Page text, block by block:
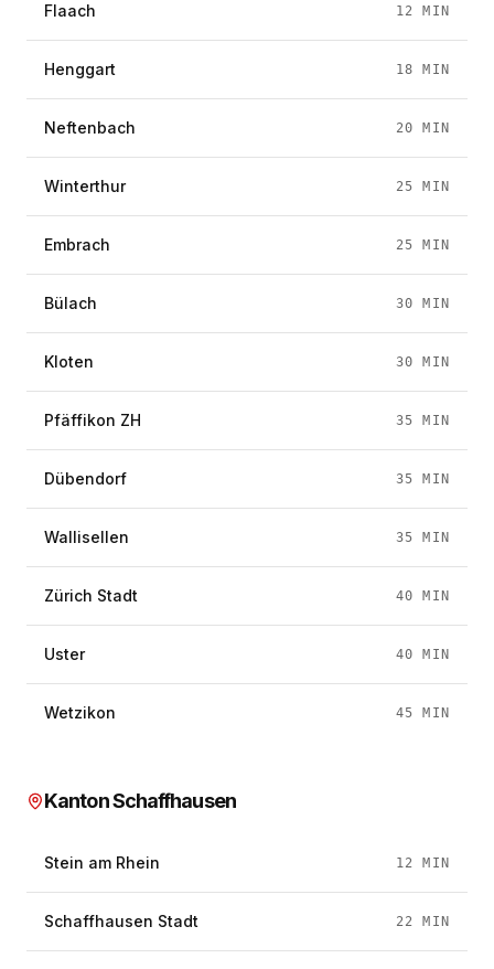
Flaach 12 MIN
Henggart 18 MIN
Neftenbach 20 MIN
Winterthur 25 MIN
Embrach 25 MIN
Bülach 30 MIN
Kloten 30 MIN
Pfäffikon ZH 35 MIN
Dübendorf 35 MIN
Wallisellen 35 MIN
Zürich Stadt 40 MIN
Uster 40 MIN
Wetzikon 45 MIN
Kanton Schaffhausen
Stein am Rhein 12 MIN
Schaffhausen Stadt 22 MIN